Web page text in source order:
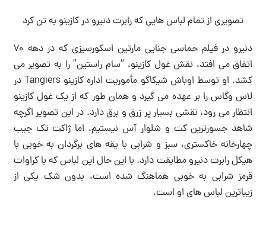
تصویری از تمام لباس هایی که رابرت دنیرو در کازینو به تن کرد
دنیرو در فیلم حماسی جنایی مارتین اسکورسیزی که در دهه 70
اتفاق می افتد، نقش غول کازینو، “سام راستین” را به تصویر می
کشد. او توسط اوباش شیکاگو مأموریت اداره کازینو Tangiers در
لاس وگاس را بر عهده می گیرد و همان طور که از یک غول کازینو
انتظار می رود، نقشی بسیار پر زرق و برق دارد. در این تصویر اگرچه
شاهد جسورترین کت و شلوار آس نیستیم، اما ژاکت تک جیب
چهارخانه خاکستری، سبز و شرابی با یقه های برگردان به خوبی با
هیکل رابرت دنیرو مطابقت دارد. با این حال این لباس که با کراوات
قرمز شرابی به خوبی هماهنگ شده است، بدون شک یکی از
زیباترین لباس های او است.